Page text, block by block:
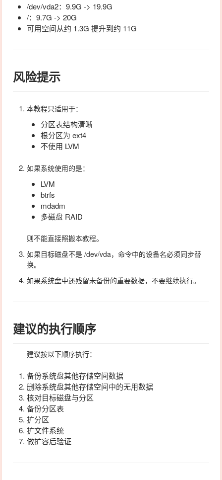
/dev/vda2：9.9G -> 19.9G
/：9.7G -> 20G
可用空间从约 1.3G 提升到约 11G
风险提示
本教程只适用于：
分区表结构清晰
根分区为ext4
不使用 LVM
如果系统使用的是：
LVM
btrfs
mdadm
多磁盘 RAID
则不能直接照搬本教程。
如果目标磁盘不是/dev/vda，命令中的设备名必须同步替
换。
如果系统盘中还残留未备份的重要数据，不要继续执行。
建议的执行顺序
建议按以下顺序执行：
备份系统盘其他存储空间数据
删除系统盘其他存储空间中的无用数据
核对目标磁盘与分区
备份分区表
扩分区
扩文件系统
做扩容后验证